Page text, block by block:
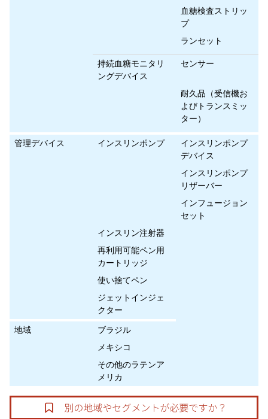
血糖検査ストリッ
プ
ランセット
持続血糖モニタリ
ングデバイス
センサー
耐久品（受信機お
よびトランスミッ
ター）
管理デバイス インスリンポンプ
インスリンポンプ
デバイス
インスリンポンプ
リザーバー
インフュージョン
セット
インスリン注射器
再利用可能ペン用
カートリッジ
使い捨てペン
ジェットインジェ
クター
地域
ブラジル
メキシコ
その他のラテンア
メリカ